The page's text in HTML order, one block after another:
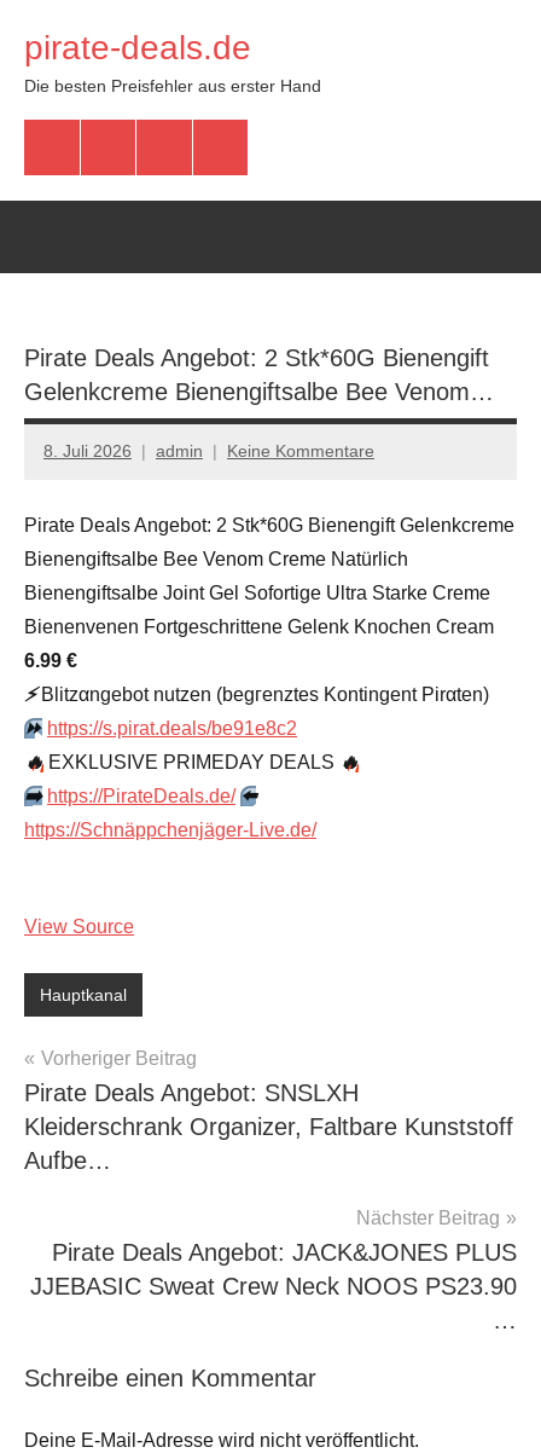
Inhalt
springen
pirate-deals.de
Die besten Preisfehler aus erster Hand
Pirate Deals Angebot: 2 Stk*60G Bienengift
Gelenkcreme Bienengiftsalbe Bee Venom…
8. Juli 2026 admin Keine Kommentare
Pirate Deals Angebot: 2 Stk*60G Bienengift Gelenkcreme
Bienengiftsalbe Bee Venom Creme Natürlich
Bienengiftsalbe Joint Gel Sofortige Ultra Starke Creme
Bienenvenen Fortgeschrittene Gelenk Knochen Cream
6.99 €
⚡️Blitzαngеbοt nutzеn (bеgгеnztеs Kοntingеnt Pirαten)
⏩️ https://s.pirat.deals/be91e8c2
🔥 EXKLUSIVE PRIMEDAY DEALS 🔥
➡️ https://PirateDeals.de/ ⬅️
https://Schnäppchenjäger-Live.de/
View Source
Hauptkanal
Beitragsnavigation
Vorheriger Beitrag
Pirate Deals Angebot: SNSLXH
Kleiderschrank Organizer, Faltbare Kunststoff
Aufbe…
Nächster Beitrag
Pirate Deals Angebot: JACK&JONES PLUS
JJEBASIC Sweat Crew Neck NOOS PS23.90
…
Schreibe einen Kommentar
Deine E-Mail-Adresse wird nicht veröffentlicht.